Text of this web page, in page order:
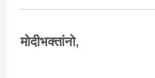
मोदीभक्तांनो,